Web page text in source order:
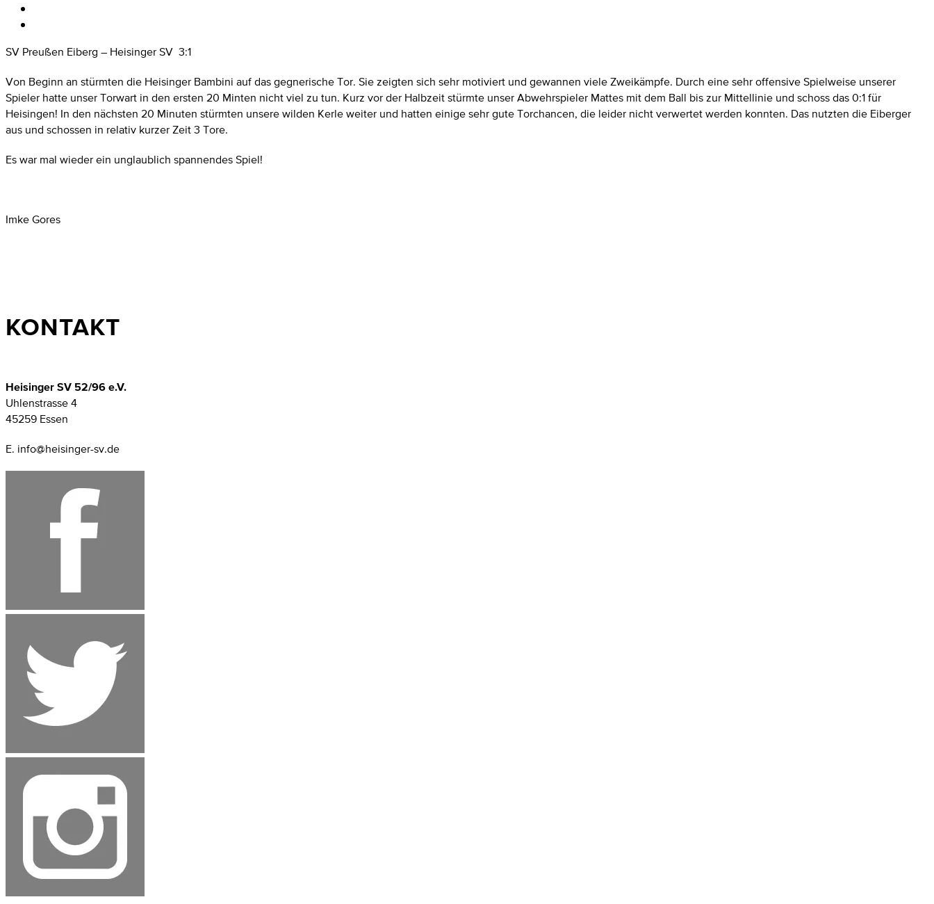
SV Preußen Eiberg – Heisinger SV 3:1
Von Beginn an stürmten die Heisinger Bambini auf das gegnerische Tor. Sie zeigten sich sehr motiviert und gewannen viele Zweikämpfe. Durch eine sehr offensive Spielweise unserer
Spieler hatte unser Torwart in den ersten 20 Minten nicht viel zu tun. Kurz vor der Halbzeit stürmte unser Abwehrspieler Mattes mit dem Ball bis zur Mittellinie und schoss das 0:1 für
Heisingen! In den nächsten 20 Minuten stürmten unsere wilden Kerle weiter und hatten einige sehr gute Torchancen, die leider nicht verwertet werden konnten. Das nutzten die Eiberger
aus und schossen in relativ kurzer Zeit 3 Tore.
Es war mal wieder ein unglaublich spannendes Spiel!
Imke Gores
KONTAKT
Heisinger SV 52/96 e.V.
Uhlenstrasse 4
45259 Essen
E. info@heisinger-sv.de